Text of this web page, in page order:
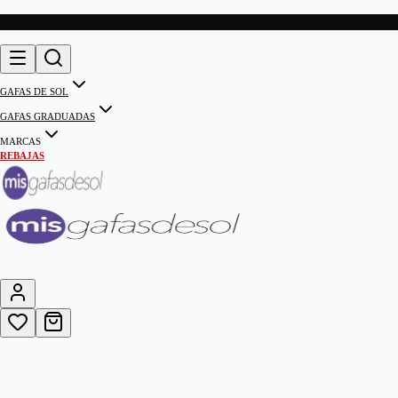
GAFAS DE SOL
GAFAS GRADUADAS
MARCAS
REBAJAS